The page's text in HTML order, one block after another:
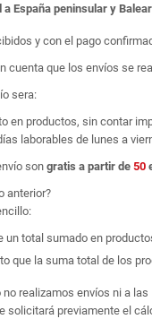
a España peninsular y
y con el pago
cuenta que los envíos se
sera:
en productos, sin contar
laborables de lunes a
son gratis a partir de 50
anterior?
un total sumado en
que la suma total de los
no realizamos envíos ni a
solicitará previamente el